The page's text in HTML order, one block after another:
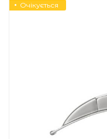
Очікується